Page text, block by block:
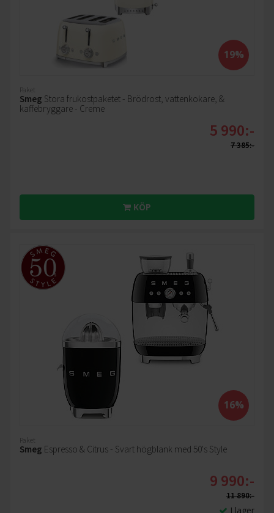
19%
Paket
Smeg Stora frukostpaketet - Brödrost, vattenkokare, &
kaffebryggare - Creme
5 990:-
7 385:-
KÖP
16%
Paket
Smeg Espresso & Citrus - Svart högblank med 50's Style
9 990:-
11 890:-
I lager